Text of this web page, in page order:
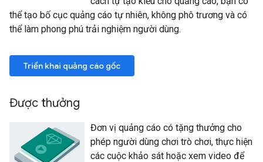
thể tạo bố cục quảng cáo tự nhiên, không phô trương và có
thể làm phong phú trải nghiệm người dùng.
Triển khai quảng cáo gốc
Được thưởng
Đơn vị quảng cáo có tặng thưởng cho
phép người dùng chơi trò chơi, thực hiện
các cuộc khảo sát hoặc xem video để